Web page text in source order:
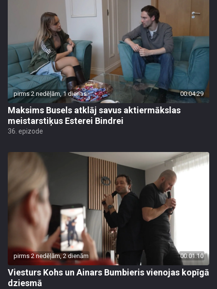
pirms 2 nedēļām, 1 dienas 00:04:29
Maksims Busels atklāj savus aktiermākslas
meistarstiķus Esterei Bindrei
36. epizode
pirms 2 nedēļām, 2 dienām 00:01:10
Viesturs Kohs un Ainars Bumbieris vienojas kopīgā
dziesmā